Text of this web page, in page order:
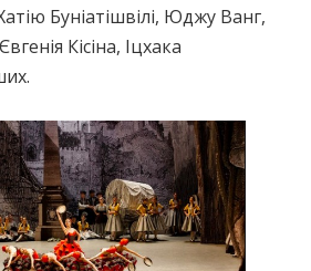
Буніатішвілі, Юджу Ванг,
Кісіна, Іцхака